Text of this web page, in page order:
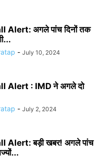
Alert: अगले पांच दिनों तक
- July 10, 2024
Alert : IMD ने अगले दो
- July 2, 2024
Alert: बड़ी खबर! अगले पांच